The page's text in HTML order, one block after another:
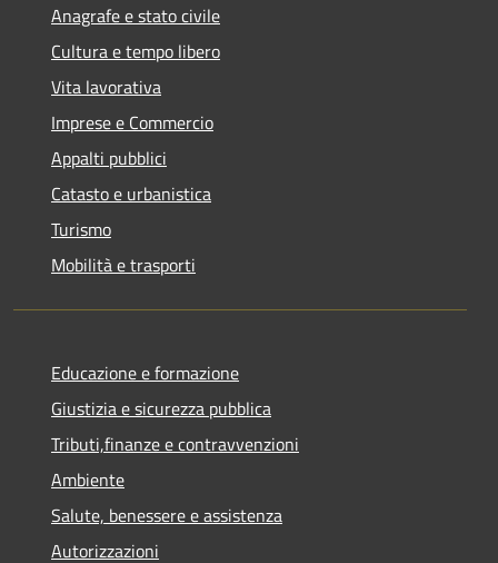
Anagrafe e stato civile
Cultura e tempo libero
Vita lavorativa
Imprese e Commercio
Appalti pubblici
Catasto e urbanistica
Turismo
Mobilità e trasporti
Educazione e formazione
Giustizia e sicurezza pubblica
Tributi,finanze e contravvenzioni
Ambiente
Salute, benessere e assistenza
Autorizzazioni